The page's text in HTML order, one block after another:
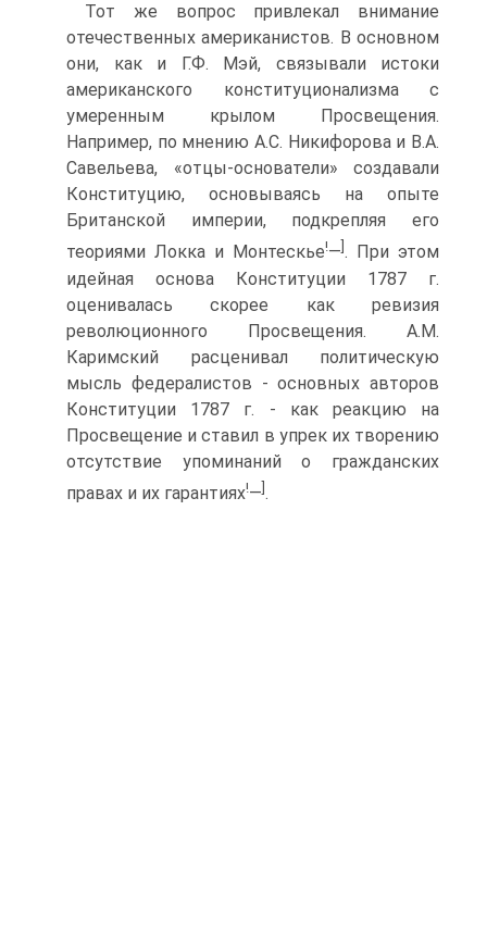
Тот же вопрос привлекал внимание
отечественных американистов. В основном
они, как и Г.Ф. Мэй, связывали истоки
американского конституционализма с
умеренным крылом Просвещения.
Например, по мнению А.С. Никифорова и В.А.
Савельева, «отцы-основатели» создавали
Конституцию, основываясь на опыте
Британской империи, подкрепляя его
теориями Локка и Монтескье!—. При этом
идейная основа Конституции 1787 г.
оценивалась скорее как ревизия
революционного Просвещения. А.М.
Каримский расценивал политическую
мысль федералистов - основных авторов
Конституции 1787 г. - как реакцию на
Просвещение и ставил в упрек их творению
отсутствие упоминаний о гражданских
правах и их гарантиях!—].